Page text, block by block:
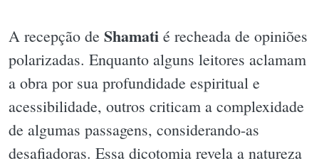
A recepção de Shamati é recheada de opiniões
polarizadas. Enquanto alguns leitores aclamam
a obra por sua profundidade espiritual e
acessibilidade, outros criticam a complexidade
de algumas passagens, considerando-as
desafiadoras. Essa dicotomia revela a natureza